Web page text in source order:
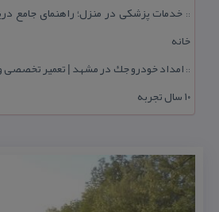
:: خدمات پزشكی در منزل؛ راهنمای جامع
خانه
::
۱۰ سال تجربه